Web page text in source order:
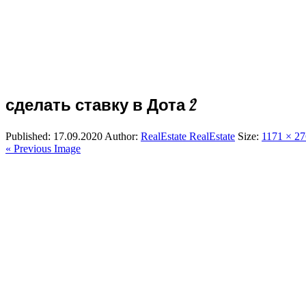
сделать ставку в Дота 2
Published: 17.09.2020 Author: RealEstate RealEstate Size: 1171 ×
« Previous Image